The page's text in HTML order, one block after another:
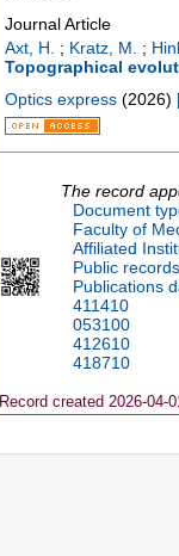
Journal Article
Axt, H.
; Kratz, M. ;
Topographical
Optics express (2026)
The record
Document
Faculty of
Affiliated
Public records
Publications
411410
053100
412610
418710
Record created 2026-04-